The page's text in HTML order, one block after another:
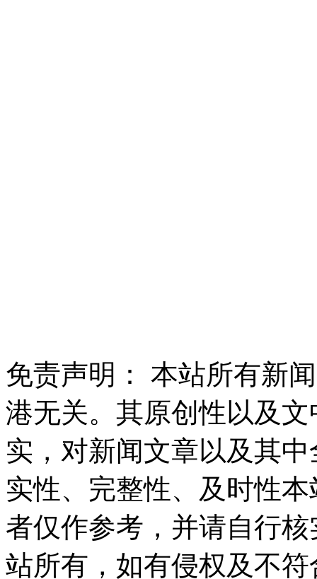
免责声明： 本站所有新
港无关。其原创性以及
实，对新闻文章以及其
实性、完整性、及时性
者仅作参考，并请自行
站所有，如有侵权及不